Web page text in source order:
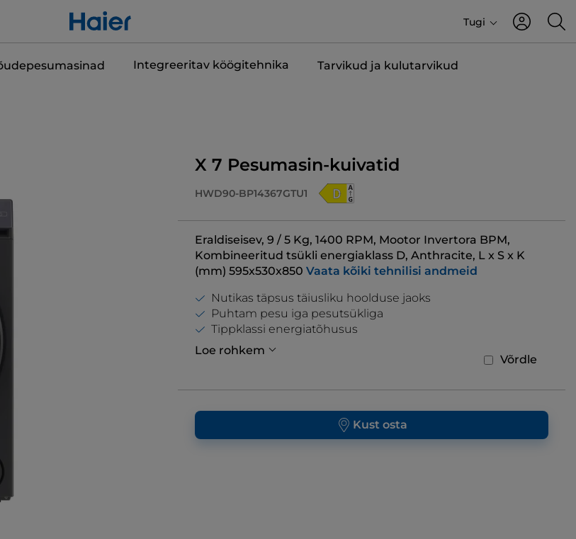
Tugi
Integreeritav köögitehnika Tarvikud ja kulutarvikud
X 7 Pesumasin-kuivatid
HWD90-BP14367GTU1
Eraldiseisev, 9 / 5 Kg, 1400 RPM, Mootor Invertora BPM,
Kombineeritud tsükli energiaklass D, Anthracite, L x S x K
(mm) 595x530x850 Vaata kõiki tehnilisi andmeid
Võrdle
Nutikas täpsus täiusliku hoolduse jaoks
Puhtam pesu iga pesutsükliga
Tippklassi energiatõhusus
Loe rohkem
Kust osta